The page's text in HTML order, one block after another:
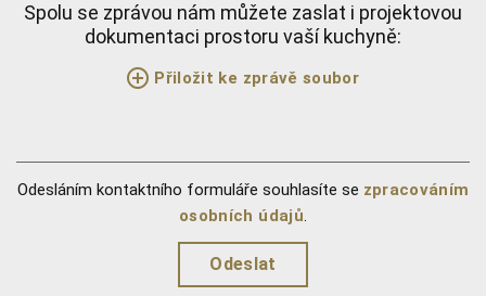
Spolu se zprávou nám můžete zaslat i projektovou
dokumentaci prostoru vaší kuchyně:
Přiložit ke zprávě soubor
Odesláním kontaktního formuláře souhlasíte se zpracováním
osobních údajů.